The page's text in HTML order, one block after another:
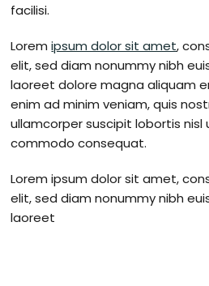
facilisi.
Loremipsum dolor sit amet,
elit, sed diam nonummy nibh
laoreet dolore magna aliquam
enim ad minim veniam, quis
ullamcorper suscipit lobortis nisl
commodo consequat.
Lorem ipsum dolor sit amet,
elit, sed diam nonummy nibh
laoreet